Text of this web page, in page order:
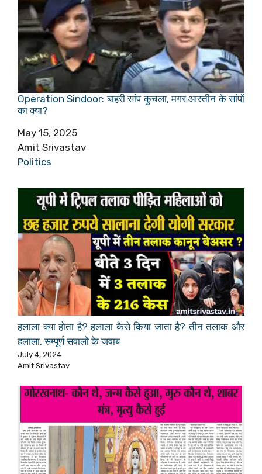
Operation Sindoor: बाहरी सांप कुचला, मगर आस्तीन के सांपों
का क्या?
Date
May 15, 2025
Author
Amit Srivastav
In relation to
Politics
हलाला क्या होता है? हलाला कैसे किया जाता है? तीन तलाक और
हलाला, सम्पूर्ण सवालों के जवाब
July 4, 2024
Amit Srivastav